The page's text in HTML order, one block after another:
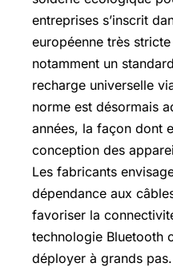
entreprises s’inscrit
européenne très
notamment un
recharge universelle
norme est désormais
années, la façon dont
conception des
Les fabricants
dépendance aux
favoriser la
technologie Bluetooth
déployer à grands pas.